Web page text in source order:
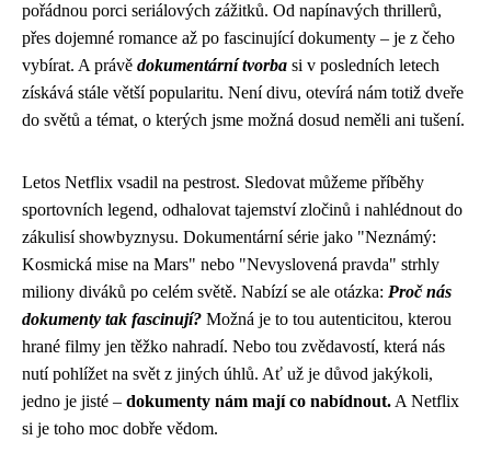
pořádnou porci seriálových zážitků. Od napínavých thrillerů,
přes dojemné romance až po fascinující dokumenty – je z čeho
vybírat. A právě dokumentární tvorba si v posledních letech
získává stále větší popularitu. Není divu, otevírá nám totiž dveře
do světů a témat, o kterých jsme možná dosud neměli ani tušení.
Letos Netflix vsadil na pestrost. Sledovat můžeme příběhy
sportovních legend, odhalovat tajemství zločinů i nahlédnout do
zákulisí showbyznysu. Dokumentární série jako "Neznámý:
Kosmická mise na Mars" nebo "Nevyslovená pravda" strhly
miliony diváků po celém světě. Nabízí se ale otázka: Proč nás
dokumenty tak fascinují? Možná je to tou autenticitou, kterou
hrané filmy jen těžko nahradí. Nebo tou zvědavostí, která nás
nutí pohlížet na svět z jiných úhlů. Ať už je důvod jakýkoli,
jedno je jisté – dokumenty nám mají co nabídnout. A Netflix
si je toho moc dobře vědom.